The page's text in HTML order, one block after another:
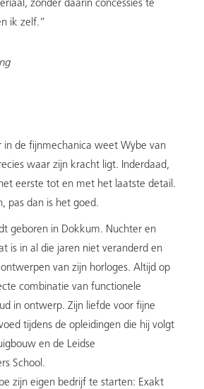
GROEN SAFFIERGLAS
zonder daarin concessies te
ik zelf.”
in de fijnmechanica weet Wybe van
waar zijn kracht ligt. Inderdaad,
eerste tot en met het laatste detail.
pas dan is het goed.
geboren in Dokkum. Nuchter en
is in al die jaren niet veranderd en
van zijn horloges. Altijd op
combinatie van functionele
in ontwerp. Zijn liefde voor fijne
tijdens de opleidingen die hij volgt
en de Leidse
School.
zijn eigen bedrijf te starten: Exakt